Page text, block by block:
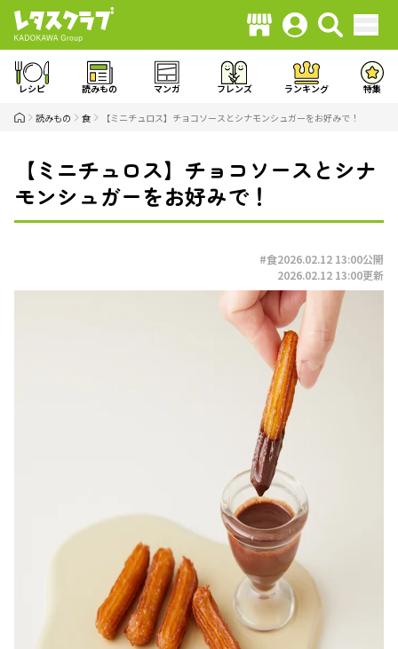
レシピ 読みもの マンガ フレンズ ランキング 特集
読みもの 食 【ミニチュロス】チョコソースとシナモンシュガーをお好みで！
【ミニチュロス】チョコソースとシナ
モンシュガーをお好みで！
#食2026.02.12 13:00公開
2026.02.12 13:00更新